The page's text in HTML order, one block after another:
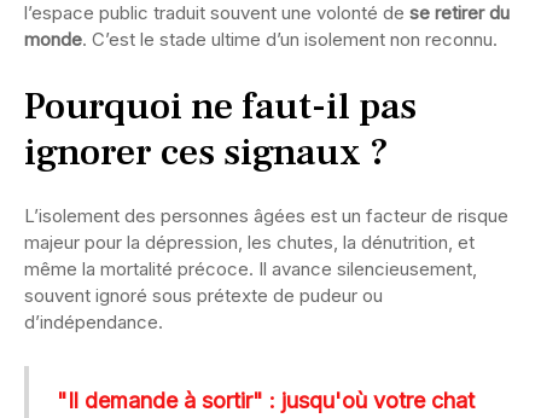
l’espace public traduit souvent une volonté de se retirer du
monde. C’est le stade ultime d’un isolement non reconnu.
Pourquoi ne faut-il pas
ignorer ces signaux ?
L’isolement des personnes âgées est un facteur de risque
majeur pour la dépression, les chutes, la dénutrition, et
même la mortalité précoce. Il avance silencieusement,
souvent ignoré sous prétexte de pudeur ou
d’indépendance.
"Il demande à sortir" : jusqu'où votre chat